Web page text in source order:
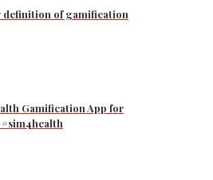
definition of gamification
Gamification App for